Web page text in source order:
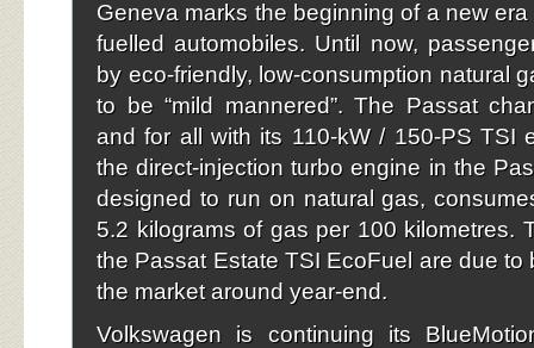
Geneva marks the beginning of a new
fuelled automobiles. Until now,
by eco-friendly, low-consumption natural
to be “mild mannered”. The Passat
and for all with its 110-kW / 150-PS TSI
the direct-injection turbo engine in the
designed to run on natural gas,
5.2 kilograms of gas per 100 kilometres.
the Passat Estate TSI EcoFuel are due to
the market around year-end.
Volkswagen is continuing its